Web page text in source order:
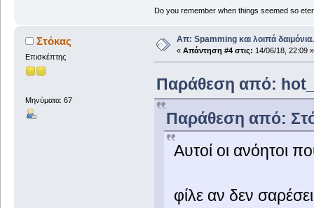
Do you remember when things seemed so
Στόκας
Επισκέπτης
Μηνύματα: 67
Απ: Spamming και λοιπά
« Απάντηση #4 στις: 14/06/18, 22:09 »
Παράθεση από:
Παράθεση από:
Αυτοί οι ανόητοι
φίλε αν δεν